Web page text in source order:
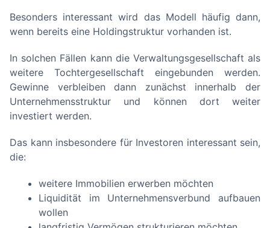
Besonders interessant wird das Modell häufig dann,
wenn bereits eine Holdingstruktur vorhanden ist.
In solchen Fällen kann die Verwaltungsgesellschaft als
weitere Tochtergesellschaft eingebunden werden.
Gewinne verbleiben dann zunächst innerhalb der
Unternehmensstruktur und können dort weiter
investiert werden.
Das kann insbesondere für Investoren interessant sein,
die:
weitere Immobilien erwerben möchten
Liquidität im Unternehmensverbund aufbauen
wollen